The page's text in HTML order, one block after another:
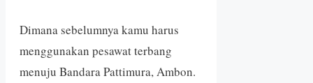
Dimana sebelumnya kamu harus
menggunakan pesawat terbang
menuju Bandara Pattimura, Ambon.